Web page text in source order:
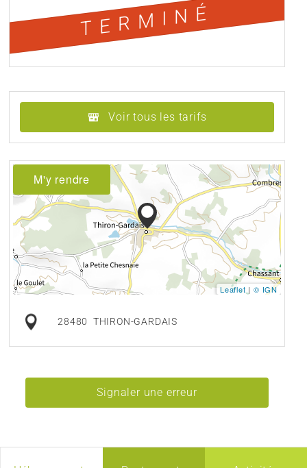
TERMINÉ
Voir tous les tarifs
M'y rendre
Leaflet | © IGN
28480 THIRON-GARDAIS
Signaler une erreur